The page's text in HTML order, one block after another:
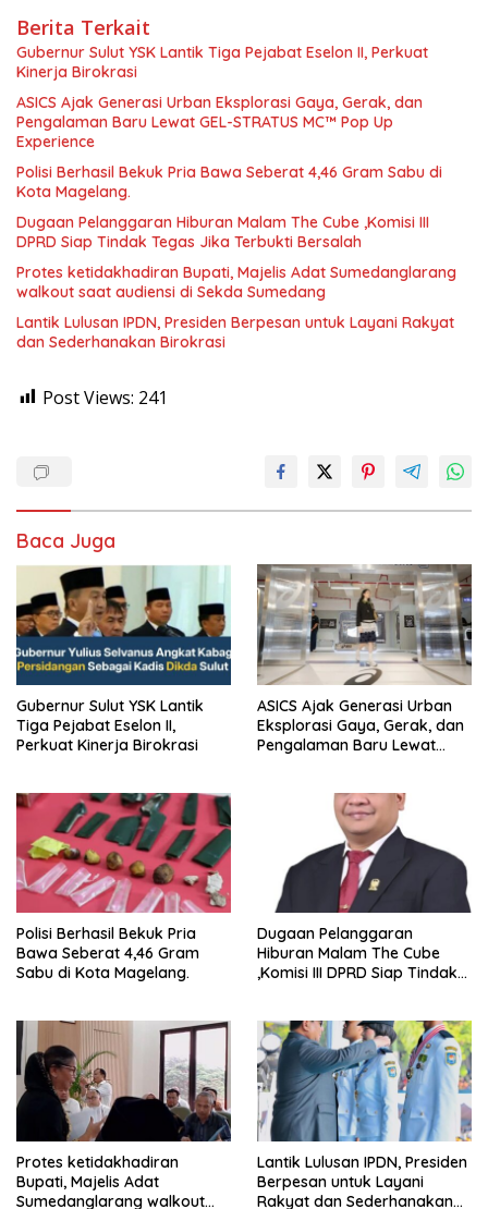
Berita Terkait
Gubernur Sulut YSK Lantik Tiga Pejabat Eselon II, Perkuat
Kinerja Birokrasi
ASICS Ajak Generasi Urban Eksplorasi Gaya, Gerak, dan
Pengalaman Baru Lewat GEL-STRATUS MC™ Pop Up
Experience
Polisi Berhasil Bekuk Pria Bawa Seberat 4,46 Gram Sabu di
Kota Magelang.
Dugaan Pelanggaran Hiburan Malam The Cube ,Komisi III
DPRD Siap Tindak Tegas Jika Terbukti Bersalah
Protes ketidakhadiran Bupati, Majelis Adat Sumedanglarang
walkout saat audiensi di Sekda Sumedang
Lantik Lulusan IPDN, Presiden Berpesan untuk Layani Rakyat
dan Sederhanakan Birokrasi
Post Views: 241
Baca Juga
Gubernur Sulut YSK Lantik
Tiga Pejabat Eselon II,
Perkuat Kinerja Birokrasi
ASICS Ajak Generasi Urban
Eksplorasi Gaya, Gerak, dan
Pengalaman Baru Lewat
Polisi Berhasil Bekuk Pria
Bawa Seberat 4,46 Gram
Sabu di Kota Magelang.
Dugaan Pelanggaran
Hiburan Malam The Cube
,Komisi III DPRD Siap Tindak
Protes ketidakhadiran
Bupati, Majelis Adat
Sumedanglarang walkout
Lantik Lulusan IPDN, Presiden
Berpesan untuk Layani
Rakyat dan Sederhanakan